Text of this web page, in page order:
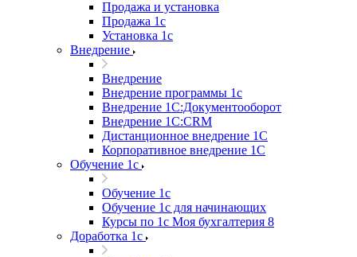
Продажа и установка
Продажа 1с
Установка 1с
Внедрение
Внедрение
Внедрение программы 1с
Внедрение 1С:Документооборот
Внедрение 1С:CRM
Дистанционное внедрение 1С
Корпоративное внедрение 1С
Обучение 1с
Обучение 1с
Обучение 1с для начинающих
Курсы по 1с Моя бухгалтерия 8
Доработка 1с